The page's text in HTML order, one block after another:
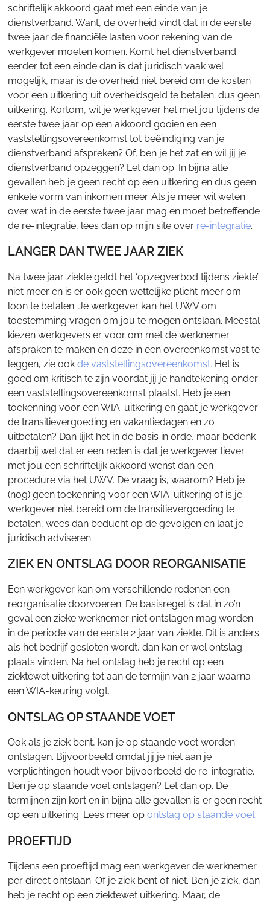
schriftelijk akkoord gaat met een einde van je
dienstverband. Want, de overheid vindt dat in de eerste
twee jaar de financiële lasten voor rekening van de
werkgever moeten komen. Komt het dienstverband
eerder tot een einde dan is dat juridisch vaak wel
mogelijk, maar is de overheid niet bereid om de kosten
voor een uitkering uit overheidsgeld te betalen; dus geen
uitkering. Kortom, wil je werkgever het met jou tijdens de
eerste twee jaar op een akkoord gooien en een
vaststellingsovereenkomst tot beëindiging van je
dienstverband afspreken? Of, ben je het zat en wil jij je
dienstverband opzeggen? Let dan op. In bijna alle
gevallen heb je geen recht op een uitkering en dus geen
enkele vorm van inkomen meer. Als je meer wil weten
over wat in de eerste twee jaar mag en moet betreffende
de re-integratie, lees dan op mijn site over re-integratie.
LANGER DAN TWEE JAAR ZIEK
Na twee jaar ziekte geldt het ‘opzegverbod tijdens ziekte’
niet meer en is er ook geen wettelijke plicht meer om
loon te betalen. Je werkgever kan het UWV om
toestemming vragen om jou te mogen ontslaan. Meestal
kiezen werkgevers er voor om met de werknemer
afspraken te maken en deze in een overeenkomst vast te
leggen, zie ook de vaststellingsovereenkomst. Het is
goed om kritisch te zijn voordat jij je handtekening onder
een vaststellingsovereenkomst plaatst. Heb je een
toekenning voor een WIA-uitkering en gaat je werkgever
de transitievergoeding en vakantiedagen en zo
uitbetalen? Dan lijkt het in de basis in orde, maar bedenk
daarbij wel dat er een reden is dat je werkgever liever
met jou een schriftelijk akkoord wenst dan een
procedure via het UWV. De vraag is, waarom? Heb je
(nog) geen toekenning voor een WIA-uitkering of is je
werkgever niet bereid om de transitievergoeding te
betalen, wees dan beducht op de gevolgen en laat je
juridisch adviseren.
ZIEK EN ONTSLAG DOOR REORGANISATIE
Een werkgever kan om verschillende redenen een
reorganisatie doorvoeren. De basisregel is dat in zo’n
geval een zieke werknemer niet ontslagen mag worden
in de periode van de eerste 2 jaar van ziekte. Dit is anders
als het bedrijf gesloten wordt, dan kan er wel ontslag
plaats vinden. Na het ontslag heb je recht op een
ziektewet uitkering tot aan de termijn van 2 jaar waarna
een WIA-keuring volgt.
ONTSLAG OP STAANDE VOET
Ook als je ziek bent, kan je op staande voet worden
ontslagen. Bijvoorbeeld omdat jij je niet aan je
verplichtingen houdt voor bijvoorbeeld de re-integratie.
Ben je op staande voet ontslagen? Let dan op. De
termijnen zijn kort en in bijna alle gevallen is er geen recht
op een uitkering. Lees meer op ontslag op staande voet.
PROEFTIJD
Tijdens een proeftijd mag een werkgever de werknemer
per direct ontslaan. Of je ziek bent of niet. Ben je ziek, dan
heb je recht op een ziektewet uitkering. Maar, de